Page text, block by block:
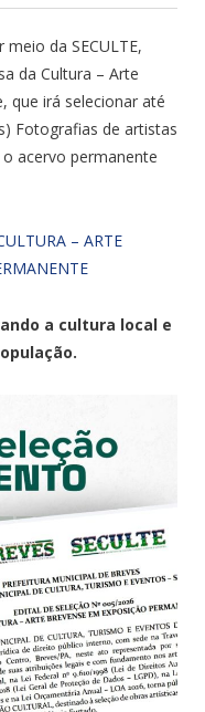
da SECULTE,
da Cultura – Arte
que irá selecionar até
Fotografias de artistas
acervo permanente
– ARTE
a cultura local e